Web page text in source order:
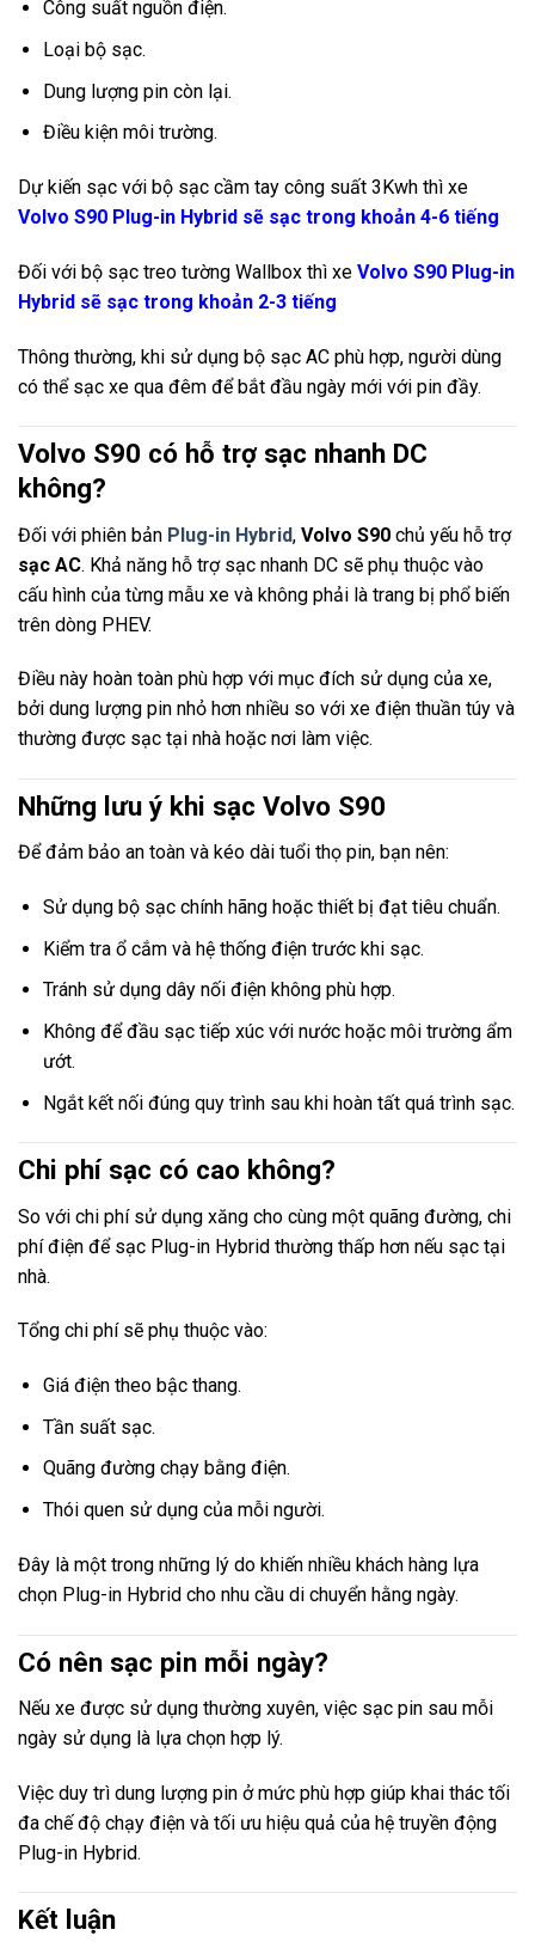
Công suất nguồn điện.
Loại bộ sạc.
Dung lượng pin còn lại.
Điều kiện môi trường.
Dự kiến sạc với bộ sạc cầm tay công suất 3Kwh thì xe
Volvo S90 Plug-in Hybrid sẽ sạc trong khoản 4-6 tiếng
Đối với bộ sạc treo tường Wallbox thì xe Volvo S90 Plug-in
Hybrid sẽ sạc trong khoản 2-3 tiếng
Thông thường, khi sử dụng bộ sạc AC phù hợp, người dùng
có thể sạc xe qua đêm để bắt đầu ngày mới với pin đầy.
Volvo S90 có hỗ trợ sạc nhanh DC
không?
Đối với phiên bản Plug-in Hybrid, Volvo S90 chủ yếu hỗ trợ
sạc AC. Khả năng hỗ trợ sạc nhanh DC sẽ phụ thuộc vào
cấu hình của từng mẫu xe và không phải là trang bị phổ biến
trên dòng PHEV.
Điều này hoàn toàn phù hợp với mục đích sử dụng của xe,
bởi dung lượng pin nhỏ hơn nhiều so với xe điện thuần túy và
thường được sạc tại nhà hoặc nơi làm việc.
Những lưu ý khi sạc Volvo S90
Để đảm bảo an toàn và kéo dài tuổi thọ pin, bạn nên:
Sử dụng bộ sạc chính hãng hoặc thiết bị đạt tiêu chuẩn.
Kiểm tra ổ cắm và hệ thống điện trước khi sạc.
Tránh sử dụng dây nối điện không phù hợp.
Không để đầu sạc tiếp xúc với nước hoặc môi trường ẩm
ướt.
Ngắt kết nối đúng quy trình sau khi hoàn tất quá trình sạc.
Chi phí sạc có cao không?
So với chi phí sử dụng xăng cho cùng một quãng đường, chi
phí điện để sạc Plug-in Hybrid thường thấp hơn nếu sạc tại
nhà.
Tổng chi phí sẽ phụ thuộc vào:
Giá điện theo bậc thang.
Tần suất sạc.
Quãng đường chạy bằng điện.
Thói quen sử dụng của mỗi người.
Đây là một trong những lý do khiến nhiều khách hàng lựa
chọn Plug-in Hybrid cho nhu cầu di chuyển hằng ngày.
Có nên sạc pin mỗi ngày?
Nếu xe được sử dụng thường xuyên, việc sạc pin sau mỗi
ngày sử dụng là lựa chọn hợp lý.
Việc duy trì dung lượng pin ở mức phù hợp giúp khai thác tối
đa chế độ chạy điện và tối ưu hiệu quả của hệ truyền động
Plug-in Hybrid.
Kết luận